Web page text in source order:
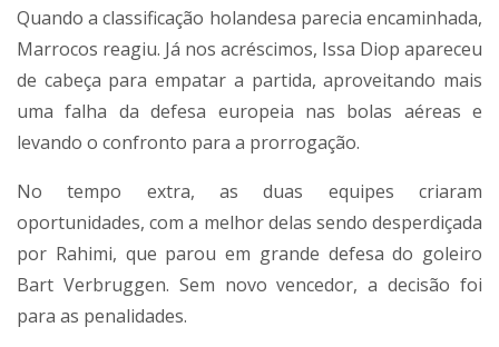
Quando a classificação holandesa parecia encaminhada,
Marrocos reagiu. Já nos acréscimos, Issa Diop apareceu
de cabeça para empatar a partida, aproveitando mais
uma falha da defesa europeia nas bolas aéreas e
levando o confronto para a prorrogação.
No tempo extra, as duas equipes criaram
oportunidades, com a melhor delas sendo desperdiçada
por Rahimi, que parou em grande defesa do goleiro
Bart Verbruggen. Sem novo vencedor, a decisão foi
para as penalidades.